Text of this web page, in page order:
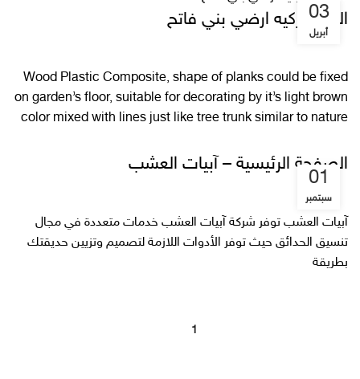
03
أبريل
الواح باركيه ارضي بني فاتح
Wood Plastic Composite, shape of planks could be fixed
on garden’s floor, suitable for decorating by it’s light brown
color mixed with lines just like tree trunk similar to nature
01
سبتمبر
الصفحة الرئيسية – آبيات العشب
آبيات العشب توفر شركة آبيات العشب خدمات متعددة في مجال
تنسيق الحدائق حيث توفر الأدوات اللازمة لتصميم وتزيين حديقتك
بطريقة
1